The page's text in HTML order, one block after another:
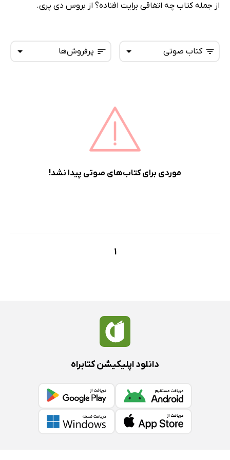
از جمله کتاب چه اتفاقی برایت افتاده؟ از بروس دی پری.
پرفروش‌ها
پرفروش‌ها
پربحث‌ها
کتاب صوتی
موردی برای کتاب‌های صوتی پیدا نشد!
1
دانلود اپلیکیشن کتابراه